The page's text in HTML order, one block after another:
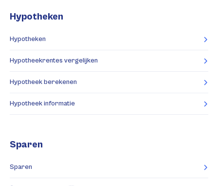
Hypotheken
Hypotheken
Hypotheekrentes vergelijken
Hypotheek berekenen
Hypotheek informatie
Sparen
Sparen